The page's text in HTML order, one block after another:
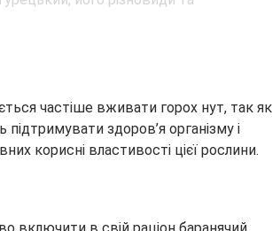
частіше вживати горох нут, так як
здоров’я організму і
корисні властивості цієї рослини.
включити в свій раціон баранячий